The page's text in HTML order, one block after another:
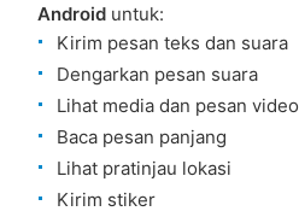
Android untuk:
Kirim pesan teks dan suara
Dengarkan pesan suara
Lihat media dan pesan video
Baca pesan panjang
Lihat pratinjau lokasi
Kirim stiker